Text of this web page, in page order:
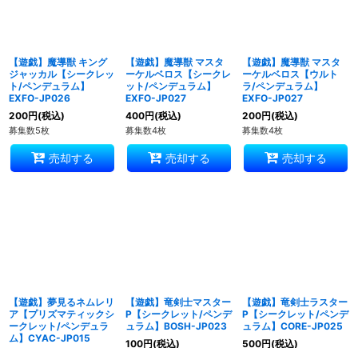
【遊戯】魔導獣 キング
ジャッカル【シークレッ
ト/ペンデュラム】
EXFO-JP026
200円(税込)
募集数5枚
売却する
【遊戯】魔導獣 マスタ
ーケルベロス【シークレ
ット/ペンデュラム】
EXFO-JP027
400円(税込)
募集数4枚
売却する
【遊戯】魔導獣 マスタ
ーケルベロス【ウルト
ラ/ペンデュラム】
EXFO-JP027
200円(税込)
募集数4枚
売却する
【遊戯】夢見るネムレリ
ア【プリズマティックシ
ークレット/ペンデュラ
ム】CYAC-JP015
【遊戯】竜剣士マスター
P【シークレット/ペンデ
ュラム】BOSH-JP023
100円(税込)
【遊戯】竜剣士ラスター
P【シークレット/ペンデ
ュラム】CORE-JP025
500円(税込)